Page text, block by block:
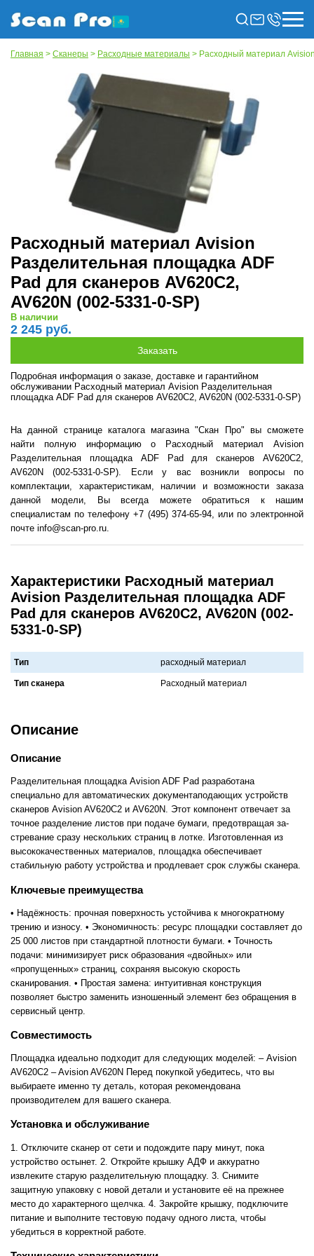
Главная > Сканеры > Расходные материалы > Расходный материал
Расходный материал Avision
Разделительная площадка ADF
Pad для сканеров AV620C2,
AV620N (002-5331-0-SP)
В наличии
2 245 руб.
Подробная информация о заказе, доставке и гарантийном
обслуживании Расходный материал Avision Разделительная
площадка ADF Pad для сканеров AV620C2, AV620N (002-5331-0-SP)
На данной странице каталога магазина "Скан Про" вы сможете
найти полную информацию о Расходный материал Avision
Разделительная площадка ADF Pad для сканеров AV620C2,
AV620N (002-5331-0-SP). Если у вас возникли вопросы по
комплектации, характеристикам, наличии и возможности заказа
данной модели, Вы всегда можете обратиться к нашим
специалистам по телефону +7 (495) 374-65-94, или по электронной
почте info@scan-pro.ru.
Характеристики Расходный материал
Avision Разделительная площадка ADF
Pad для сканеров AV620C2, AV620N (002-
5331-0-SP)
Тип расходный материал
Тип сканера Рaсходный мaтериaл
Описание
Описание
Разделительная площадка Avision ADF Pad разработана
специально для автоматических документа­подающих устройств
сканеров Avision AV620C2 и AV620N. Этот компонент отвечает за
точное разделение листов при подаче бумаги, предотвращая за­
стревание сразу нескольких страниц в лотке. Изготовленная из
высококачественных материалов, площадка обеспечивает
стабильную работу устройства и продлевает срок службы сканера.
Ключевые преимущества
• Надёжность: прочная поверхность устойчива к многократному
трению и износу. • Экономичность: ресурс площадки составляет до
25 000 листов при стандартной плотности бумаги. • Точность
подачи: минимизирует риск образования «двойных» или
«пропущенных» страниц, сохраняя высокую скорость
сканирования. • Простая замена: интуитивная конструкция
позволяет быстро заменить изношенный элемент без обращения в
сервисный центр.
Совместимость
Площадка идеально подходит для следующих моделей: – Avision
AV620C2 – Avision AV620N Перед покупкой убедитесь, что вы
выбираете именно ту деталь, которая рекомендована
производителем для вашего сканера.
Установка и обслуживание
1. Отключите сканер от сети и подождите пару минут, пока
устройство остынет. 2. Откройте крышку АДФ и аккуратно
извлеките старую разделительную площадку. 3. Снимите
защитную упаковку с новой детали и установите её на прежнее
место до характерного щелчка. 4. Закройте крышку, подключите
питание и выполните тестовую подачу одного листа, чтобы
убедиться в корректной работе.